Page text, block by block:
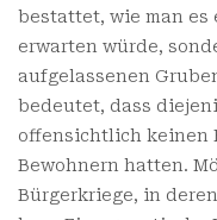
bestattet, wie man
erwarten würde,
aufgelassenen
bedeutet, dass
offensichtlich keinen
Bewohnern hatten.
Bürgerkriege, in